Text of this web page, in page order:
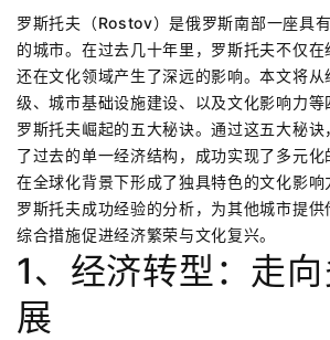
罗斯托夫（Rostov）是俄罗斯南部一座具
的城市。在过去几十年里，罗斯托夫不仅在
还在文化领域产生了深远的影响。本文将从
级、城市基础设施建设、以及文化影响力
罗斯托夫崛起的五大秘诀。通过这五大秘
了过去的单一经济结构，成功实现了多元化
在全球化背景下形成了独具特色的文化影
罗斯托夫成功经验的分析，为其他城市提
综合措施促进经济繁荣与文化复兴。
1、经济转型：走
展